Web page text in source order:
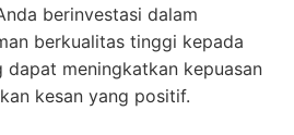
berinvestasi dalam
berkualitas tinggi kepada
dapat meningkatkan kepuasan
kesan yang positif.